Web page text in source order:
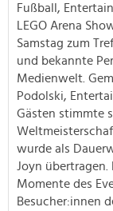
Fußball,
LEGO Arena
Samstag zum
und bekannte
Medienwelt.
Podolski,
Gästen stimmte
wurde als
Joyn übertragen.
Momente des
Besucher:innen